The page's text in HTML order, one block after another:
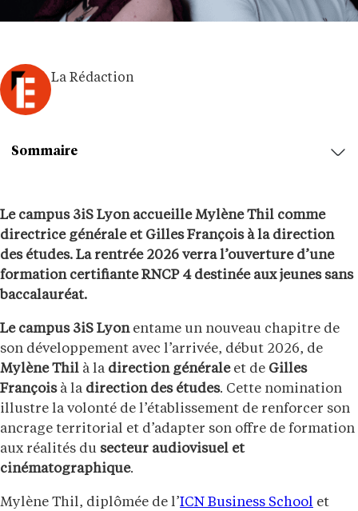
La Rédaction
Le campus 3iS Lyon accueille Mylène Thil comme
directrice générale et Gilles François à la direction
des études. La rentrée 2026 verra l’ouverture d’une
formation certifiante RNCP 4 destinée aux jeunes sans
baccalauréat.
Le campus 3iS Lyonentame un nouveau chapitre de
son développement avec l’arrivée, début 2026, de
Mylène Thil à la direction généraleet de Gilles
Françoisà la direction des études. Cette nomination
illustre la volonté de l’établissement de renforcer son
ancrage territorial et d’adapter son offre de formation
aux réalités du secteur audiovisuel et
cinématographique.
Mylène Thil, diplômée de l’ICN Business School et
Sommaire